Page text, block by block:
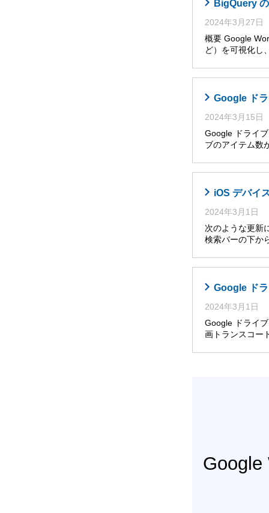
BigQuery
2024年3月27日
概要 Google
ど）を可視化し
Google ド
2024年3月15日
Google ドライ
ブのアイテム数
iOS デバイ
2024年3月1日
次のような更新
検索バーの下か
Google ド
2024年3月1日
Google ドライ
画トランスコー
Google